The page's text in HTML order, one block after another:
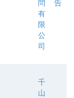
問
有
限
公
司
告
千
山